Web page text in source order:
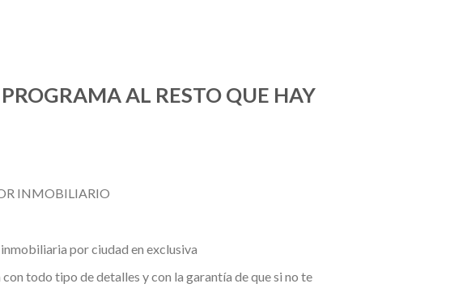
AL RESTO QUE HAY
INMOBILIARIO
inmobiliaria por ciudad en exclusiva
todo tipo de detalles y con la garantía de que si no te